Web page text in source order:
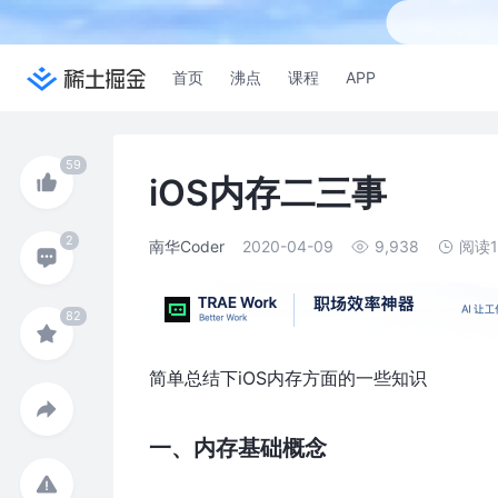
首页 沸点 课程 APP
iOS内存二三事
南华Coder 2020-04-09 9,938 阅读
简单总结下iOS内存方面的一些知识
一、内存基础概念